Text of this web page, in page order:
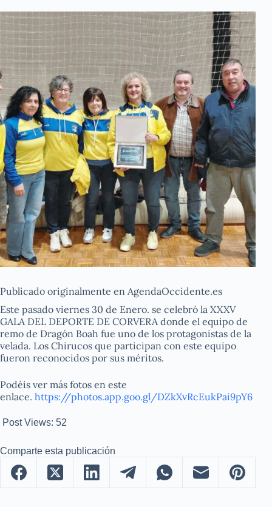
Publicado originalmente en AgendaOccidente.es
Este pasado viernes 30 de Enero. se celebró la XXXV
GALA DEL DEPORTE DE CORVERA donde el equipo de
remo de Dragón Boah fue uno de los protagonistas de la
velada. Los Chirucos que participan con este equipo
fueron reconocidos por sus méritos.
Podéis ver más fotos en este
enlace. https://photos.app.goo.gl/DZkXvRcEukPai9pY6
Post Views: 52
Comparte esta publicación